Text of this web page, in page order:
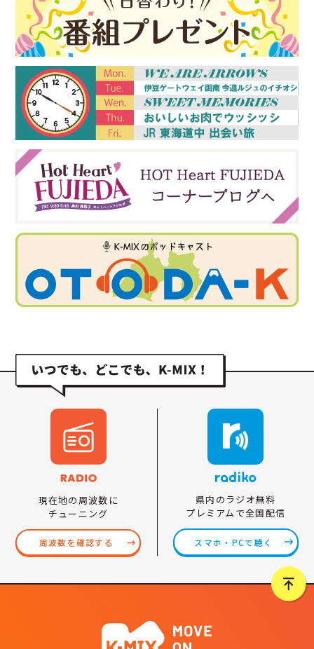
現在地の周波数に
チューニング
周波数を確認する
県内のラジオ無料
プレミアムで全国配信
スマホ・PCで聴く